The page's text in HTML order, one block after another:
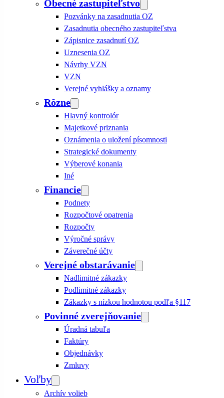
Obecné zastupiteľstvo
Pozvánky na zasadnutia OZ
Zasadnutia obecného zastupiteľstva
Zápisnice zasadnutí OZ
Uznesenia OZ
Návrhy VZN
VZN
Verejné vyhlášky a oznamy
Rôzne
Hlavný kontrolór
Majetkové priznania
Oznámenia o uložení písomnosti
Strategické dokumenty
Výberové konania
Iné
Financie
Podnety
Rozpočtové opatrenia
Rozpočty
Výročné správy
Záverečné účty
Verejné obstarávanie
Nadlimitné zákazky
Podlimitné zákazky
Zákazky s nízkou hodnotou podľa §117
Povinné zverejňovanie
Úradná tabuľa
Faktúry
Objednávky
Zmluvy
Voľby
Archív volieb